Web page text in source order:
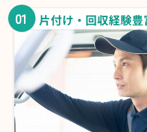
01 片付け・回収経験豊